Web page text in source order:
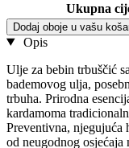
Ukupna
Dodaj oboje u vašu
Opis
Ulje za bebin trbuščić
bademovog ulja,
trbuha. Prirodna
kardamoma
Preventivna, njegujuća
od neugodnog osjećaja